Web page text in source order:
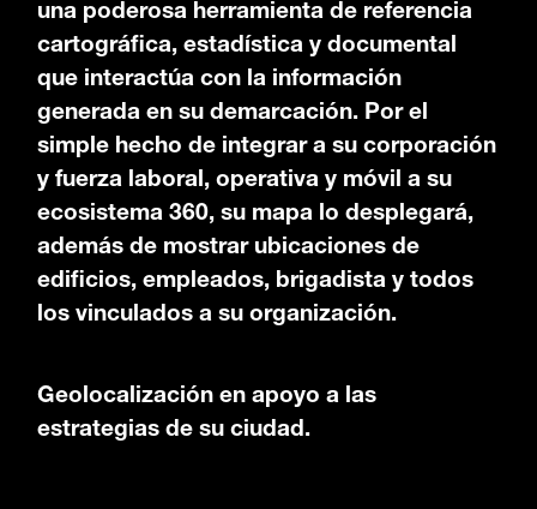
una poderosa herramienta de referencia
cartográfica, estadística y documental
que interactúa con la información
generada en su demarcación. Por el
simple hecho de integrar a su corporación
y fuerza laboral, operativa y móvil a su
ecosistema 360, su mapa lo desplegará,
además de mostrar ubicaciones de
edificios, empleados, brigadista y todos
los vinculados a su organización.
Geolocalización en apoyo a las
estrategias de su ciudad.